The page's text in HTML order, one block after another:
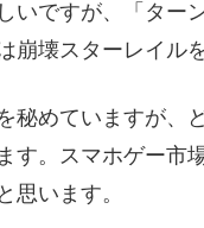
いですが、「ター
崩壊スターレイル
秘めていますが、
す。スマホゲー市
思います。